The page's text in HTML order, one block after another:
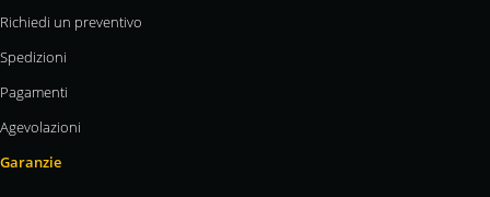
Richiedi un preventivo
Spedizioni
Pagamenti
Agevolazioni
Garanzie